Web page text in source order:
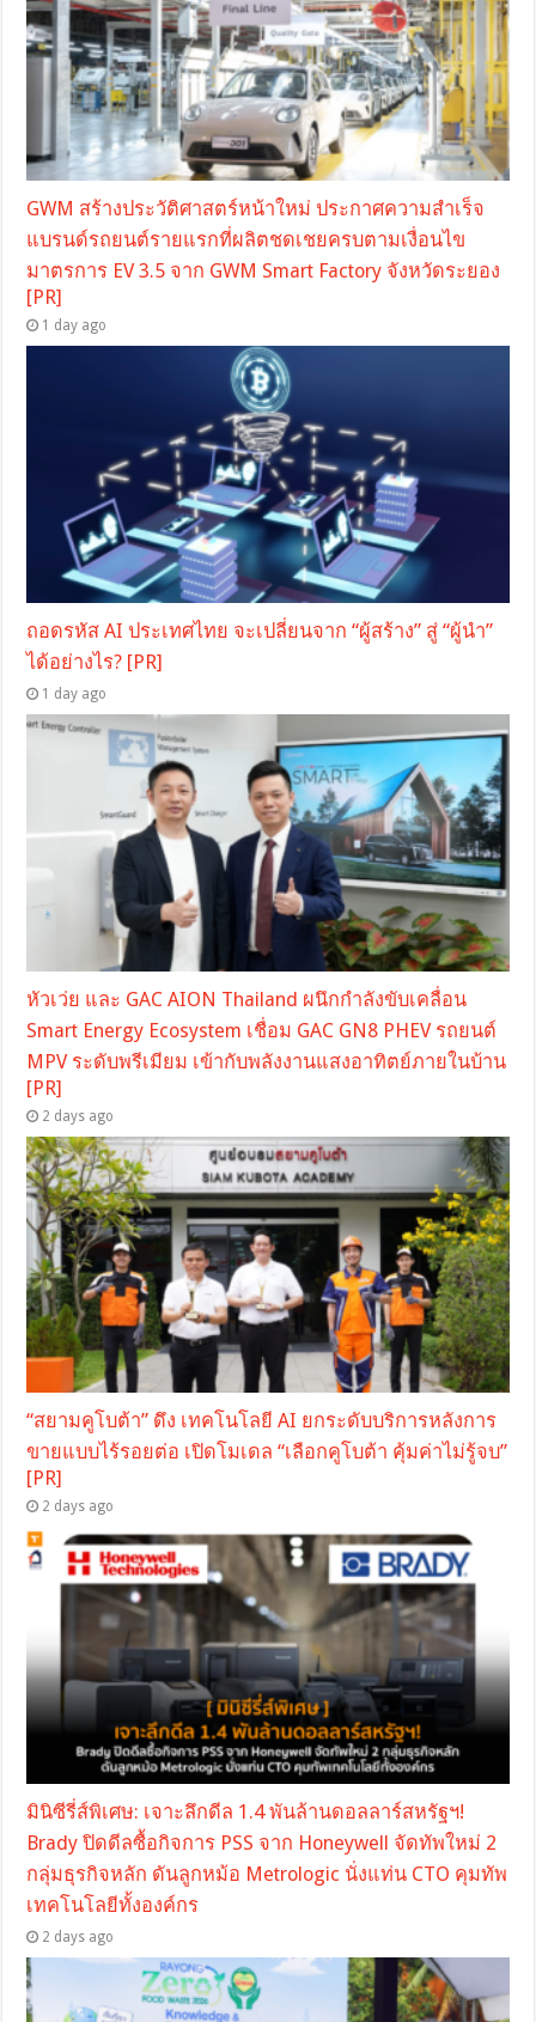
GWM สร้างประวัติศาสตร์หน้าใหม่ ประกาศความสำเร็จ
แบรนด์รถยนต์รายแรกที่ผลิตชดเชยครบตามเงื่อนไข
มาตรการ EV 3.5 จาก GWM Smart Factory จังหวัดระยอง
[PR]
1 day ago
ถอดรหัส AI ประเทศไทย จะเปลี่ยนจาก “ผู้สร้าง” สู่ “ผู้นำ”
ได้อย่างไร? [PR]
1 day ago
หัวเว่ย และ GAC AION Thailand ผนึกกำลังขับเคลื่อน
Smart Energy Ecosystem เชื่อม GAC GN8 PHEV รถยนต์
MPV ระดับพรีเมียม เข้ากับพลังงานแสงอาทิตย์ภายในบ้าน
[PR]
2 days ago
“สยามคูโบต้า” ดึง เทคโนโลยี AI ยกระดับบริการหลังการ
ขายแบบไร้รอยต่อ เปิดโมเดล “เลือกคูโบต้า คุ้มค่าไม่รู้จบ”
[PR]
2 days ago
มินิซีรี่ส์พิเศษ: เจาะลึกดีล 1.4 พันล้านดอลลาร์สหรัฐฯ!
Brady ปิดดีลซื้อกิจการ PSS จาก Honeywell จัดทัพใหม่ 2
กลุ่มธุรกิจหลัก ดันลูกหม้อ Metrologic นั่งแท่น CTO คุมทัพ
เทคโนโลยีทั้งองค์กร
2 days ago